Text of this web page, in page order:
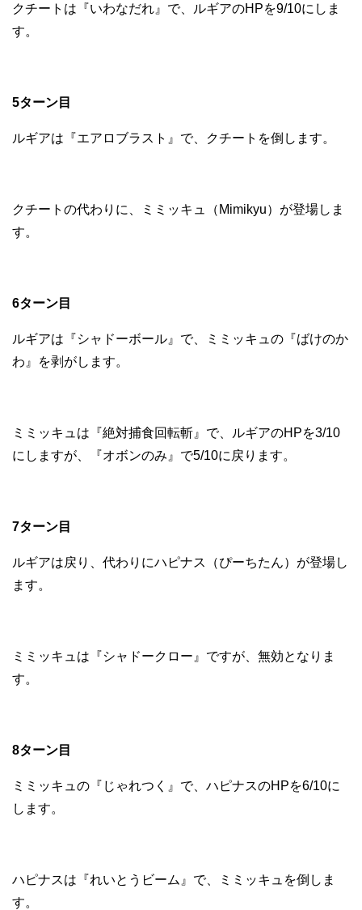
クチートは『いわなだれ』で、ルギアのHPを9/10にしま
す。
5ターン目
ルギアは『エアロブラスト』で、クチートを倒します。
クチートの代わりに、ミミッキュ（Mimikyu）が登場しま
す。
6ターン目
ルギアは『シャドーボール』で、ミミッキュの『ばけのか
わ』を剥がします。
ミミッキュは『絶対捕食回転斬』で、ルギアのHPを3/10
にしますが、『オボンのみ』で5/10に戻ります。
7ターン目
ルギアは戻り、代わりにハピナス（ぴーちたん）が登場し
ます。
ミミッキュは『シャドークロー』ですが、無効となりま
す。
8ターン目
ミミッキュの『じゃれつく』で、ハピナスのHPを6/10に
します。
ハピナスは『れいとうビーム』で、ミミッキュを倒しま
す。